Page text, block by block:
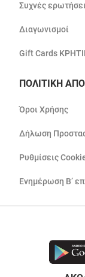
Συχνές
Διαγωνισμοί
Gift Cards
ΠΟΛΙΤΙΚΗ
Όροι Χρήσης
Δήλωση
Ρυθμίσεις
Ενημέρωση Β’